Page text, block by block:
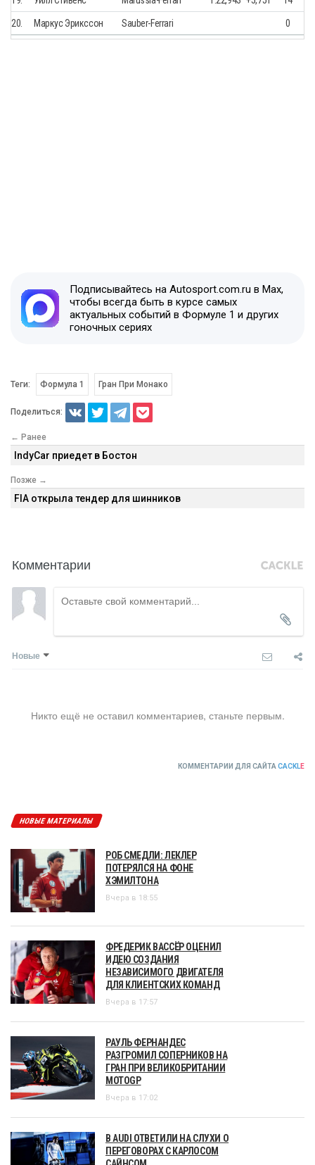
20. Маркус Эрикссон Sauber-Ferrari 0
Подписывайтесь на Autosport.com.ru в Max,
чтобы всегда быть в курсе самых
актуальных событий в Формуле 1 и других
гоночных сериях
Теги: Формула 1 Гран При Монако
Поделиться:
← Ранее
IndyCar приедет в Бостон
Позже →
FIA открыла тендер для шинников
Комментарии
Новые
Никто ещё не оставил комментариев, станьте первым.
КОММЕНТАРИИ ДЛЯ САЙТА CACKLE
НОВЫЕ МАТЕРИАЛЫ
РОБ СМЕДЛИ: ЛЕКЛЕР
ПОТЕРЯЛСЯ НА ФОНЕ
ХЭМИЛТОНА
Вчера в 18:55
ФРЕДЕРИК ВАССЁР ОЦЕНИЛ
ИДЕЮ СОЗДАНИЯ
НЕЗАВИСИМОГО ДВИГАТЕЛЯ
ДЛЯ КЛИЕНТСКИХ КОМАНД
Вчера в 17:57
РАУЛЬ ФЕРНАНДЕС
РАЗГРОМИЛ СОПЕРНИКОВ НА
ГРАН ПРИ ВЕЛИКОБРИТАНИИ
MOTOGP
Вчера в 17:02
В AUDI ОТВЕТИЛИ НА СЛУХИ О
ПЕРЕГОВОРАХ С КАРЛОСОМ